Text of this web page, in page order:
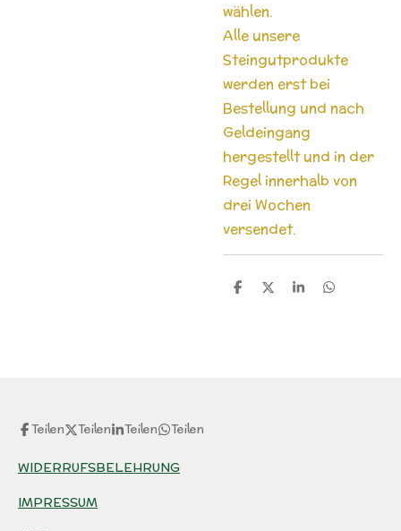
wählen.
Alle unsere
Steingutprodukte
werden erst bei
Bestellung und nach
Geldeingang
hergestellt und in der
Regel innerhalb von
drei Wochen
versendet.
T T T T
Teilen Teilen Teilen Teilen
WIDERRUFSBELEHRUNG
IMPRESSUM